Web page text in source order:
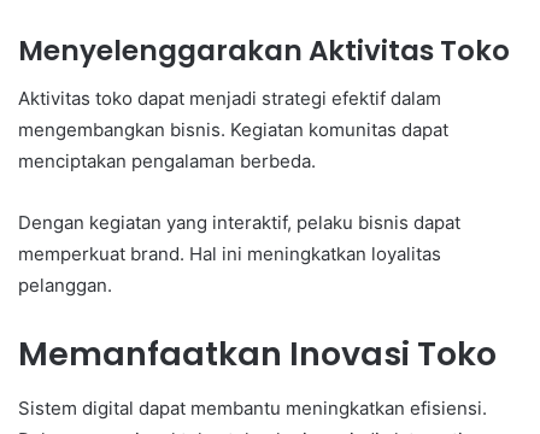
Menyelenggarakan Aktivitas Toko
Aktivitas toko dapat menjadi strategi efektif dalam
mengembangkan bisnis. Kegiatan komunitas dapat
menciptakan pengalaman berbeda.
Dengan kegiatan yang interaktif, pelaku bisnis dapat
memperkuat brand. Hal ini meningkatkan loyalitas
pelanggan.
Memanfaatkan Inovasi Toko
Sistem digital dapat membantu meningkatkan efisiensi.